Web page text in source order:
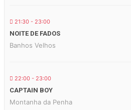
21:30 - 23:00
NOITE DE FADOS
Banhos Velhos
22:00 - 23:00
CAPTAIN BOY
Montanha da Penha